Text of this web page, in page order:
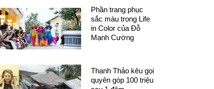
Phần trang phục
sắc màu trong Life
in Color của Đỗ
Mạnh Cường
Thanh Thảo kêu gọi
quyên góp 100 triệu